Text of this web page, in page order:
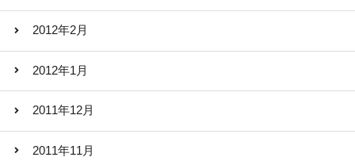
2012年2月
2012年1月
2011年12月
2011年11月